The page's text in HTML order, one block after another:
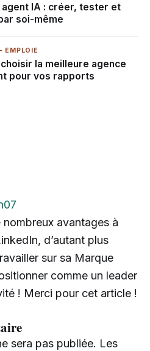
agent IA : créer, tester et
soi-même
EMPLOIE
la meilleure agence
pour vos rapports
avantages à
d’autant plus
sur sa Marque
comme un leader
! Merci pour cet article !
sera pas publiée. Les